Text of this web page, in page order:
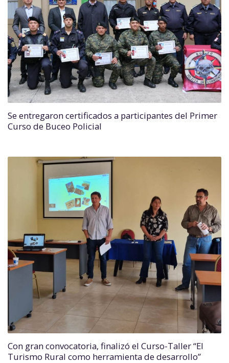
Se entregaron certificados a participantes del Primer
Curso de Buceo Policial
Con gran convocatoria, finalizó el Curso-Taller “El
Turismo Rural como herramienta de desarrollo”